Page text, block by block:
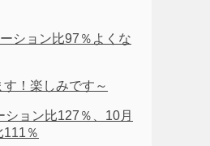
ション比97％よくな
！楽しみです～
ョン比127％、10月
111％